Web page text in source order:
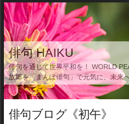
俳句 HAIKU
俳句を通じて世界平和を！ WORLD
故郷を「まんぽ俳句」で元気に、未来
俳句ブログ《初午》